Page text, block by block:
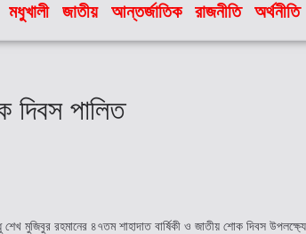
মধুখালী জাতীয় আন্তর্জাতিক রাজনীতি অর্থনীতি
দিবস পালিত
মুজিবুর রহমানের ৪৭তম শাহাদাত বার্ষিকী ও জাতীয় শোক দিবস